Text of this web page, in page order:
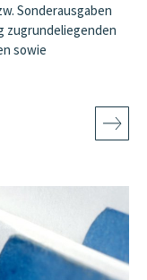
Sonderausgaben
zugrundeliegenden
sowie